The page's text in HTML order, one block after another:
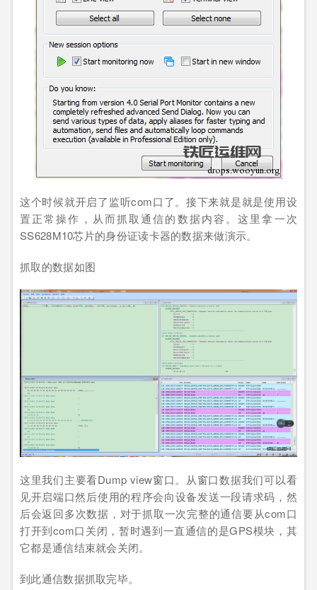
这个时候就开启了监听com口了。接下来就是就是使用设
置正常操作，从而抓取通信的数据内容。这里拿一次
SS628M10芯片的身份证读卡器的数据来做演示。
抓取的数据如图
这里我们主要看Dump view窗口。从窗口数据我们可以看
见开启端口然后使用的程序会向设备发送一段请求码，然
后会返回多次数据，对于抓取一次完整的通信要从com口
打开到com口关闭，暂时遇到一直通信的是GPS模块，其
它都是通信结束就会关闭。
到此通信数据抓取完毕。